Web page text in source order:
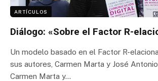
ARTÍCULOS
Diálogo: «Sobre el Factor R-
Un modelo basado en el Factor R-
sus autores, Carmen Marta y José
Carmen Marta y…